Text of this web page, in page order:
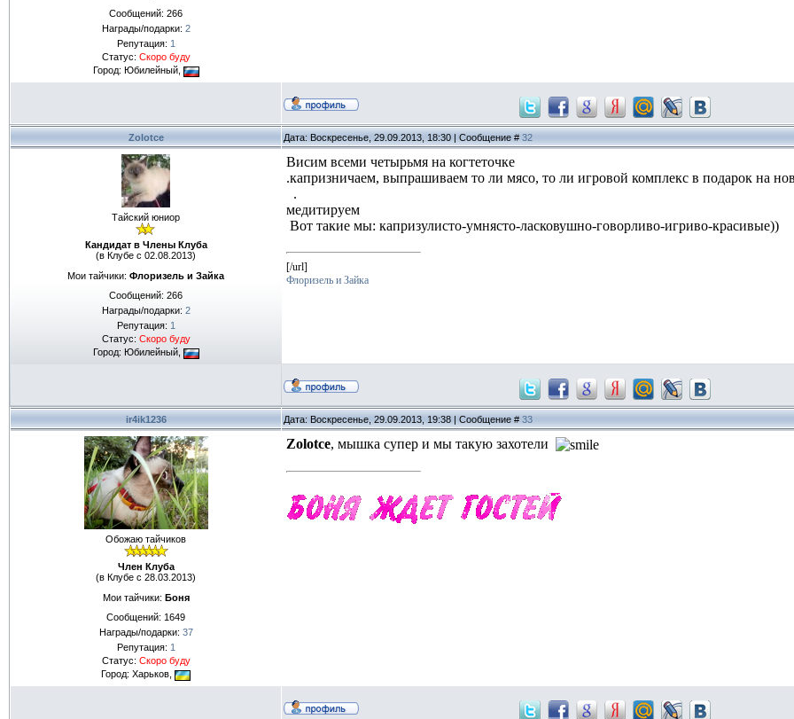
Сообщений: 266
Награды/подарки: 2
Репутация: 1
Статус: Скоро буду
Город: Юбилейный,
Zolotce Дата: Воскресенье, 29.09.2013, 18:30 | Сообщение # 32
Тайский юниор
Кандидат в Члены Клуба
(в Клубе с 02.08.2013)
Мои тайчики: Флоризель и Зайка
Сообщений: 266
Награды/подарки: 2
Репутация: 1
Статус: Скоро буду
Город: Юбилейный,
Висим всеми четырьмя на когтеточке
.капризничаем, выпрашиваем то ли мясо, то ли игровой комплекс в подарок на
.
медитируем
Вот такие мы: капризулисто-умнясто-ласковушно-говорливо-игриво-красивые))
[/url]
Флоризель и Зайка
ir4ik1236 Дата: Воскресенье, 29.09.2013, 19:38 | Сообщение # 33
Обожаю тайчиков
Член Клуба
(в Клубе с 28.03.2013)
Мои тайчики: Боня
Сообщений: 1649
Награды/подарки: 37
Репутация: 1
Статус: Скоро буду
Город: Харьков,
Zolotce, мышка супер и мы такую захотели